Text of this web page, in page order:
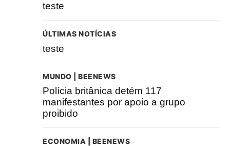
teste
ÚLTIMAS NOTÍCIAS
teste
MUNDO | BEENEWS
Polícia britânica detém 117
manifestantes por apoio a grupo
proibido
ECONOMIA | BEENEWS